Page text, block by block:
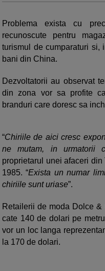
Problema exista cu
recunoscute pentru
turismul de cumparaturi si,
bani din China.
Dezvoltatorii au observat
din zona vor sa profite
branduri care doresc sa
“Chiriile de aici cresc
ne mutam, in urmatorii
proprietarul unei afaceri
1985. “Exista un numar
chiriile sunt uriase”.
Retailerii de moda Dolce
cate 140 de dolari pe
vor un loc langa
la 170 de dolari.